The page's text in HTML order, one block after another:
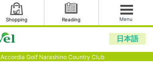
Shopping Reading Menu
日本語
Accordia Golf Narashino Country Club